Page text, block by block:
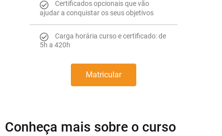
Certificados opcionais que vão
ajudar a conquistar os seus objetivos
Carga horária curso e certificado: de
5h a 420h
Matricular
Conheça mais sobre o curso